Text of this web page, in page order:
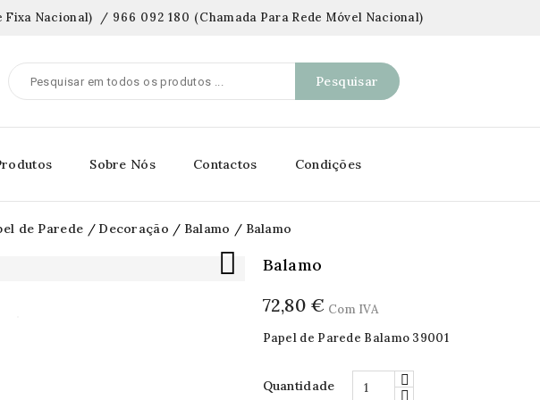
Fixa Nacional) / 966 092 180 (Chamada Para Rede Móvel Nacional)
Pesquisar
Sobre Nós Contactos Condições
de Parede Decoração Balamo Balamo
 Balamo
72,80 € Com IVA
Papel de Parede Balamo 39001
Quantidade